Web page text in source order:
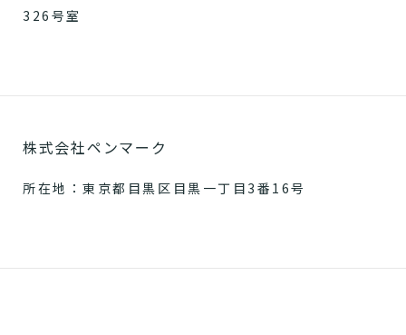
326号室
株式会社ペンマーク
所在地：東京都目黒区目黒一丁目3番16号